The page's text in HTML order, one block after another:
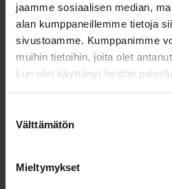
jaamme sosiaalisen median,
alan kumppaneillemme tietoja
sivustoamme. Kumppanimme
muihin tietoihin, joita olet
kun olet käyttänyt heidän
valinta
Välttämätön
Mieltymykset
Cestus R Eye IP65
Cestus R Eye IP65
Tuotenimi